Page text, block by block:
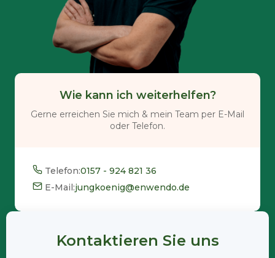
Wie kann ich weiterhelfen?
Gerne erreichen Sie mich & mein Team per E-Mail
oder Telefon.
Telefon:0157 - 924 821 36
E-Mail:jungkoenig@enwendo.de
Kontaktieren Sie uns